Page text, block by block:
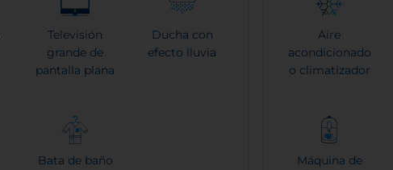
Televisión
grande de
pantalla plana
Ducha con
efecto lluvia
Bata de baño
Aire
acondicionado
o climatizador
Máquina de